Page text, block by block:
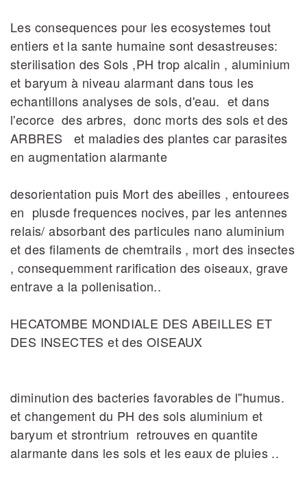
Les consequences pour les ecosystemes tout
entiers et la sante humaine sont desastreuses:
sterilisation des Sols ,PH trop alcalin , aluminium
et baryum à niveau alarmant dans tous les
echantillons analyses de sols, d'eau. et dans
l'ecorce des arbres, donc morts des sols et des
ARBRES et maladies des plantes car parasites
en augmentation alarmante
desorientation puis Mort des abeilles , entourees
en plusde frequences nocives, par les antennes
relais/ absorbant des particules nano aluminium
et des filaments de chemtrails , mort des insectes
, consequemment rarification des oiseaux, grave
entrave a la pollenisation..
HECATOMBE MONDIALE DES ABEILLES ET
DES INSECTES et des OISEAUX
diminution des bacteries favorables de l''humus.
et changement du PH des sols aluminium et
baryum et strontrium retrouves en quantite
alarmante dans les sols et les eaux de pluies ..